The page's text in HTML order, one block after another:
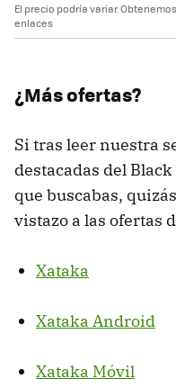
El precio podría variar.
enlaces
¿Más ofertas?
Si tras leer nuestra
destacadas del
que buscabas,
vistazo a las ofertas
Xataka
Xataka Android
Xataka Móvil